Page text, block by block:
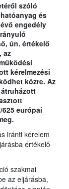
szóló
és
engedély
ún. értékelő
az
kérelmezési
közre. Az
európai
iránti kérelem
értékelő
szakmai
az eljárásba,